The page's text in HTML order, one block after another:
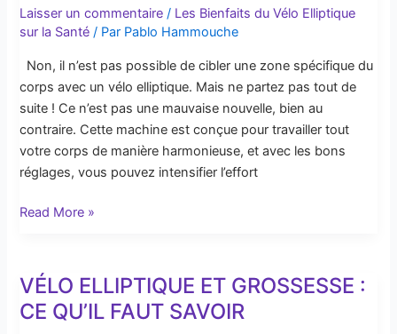
Laisser un commentaire / Les Bienfaits du Vélo Elliptique
sur la Santé / Par Pablo Hammouche
Non, il n’est pas possible de cibler une zone spécifique du
corps avec un vélo elliptique. Mais ne partez pas tout de
suite ! Ce n’est pas une mauvaise nouvelle, bien au
contraire. Cette machine est conçue pour travailler tout
votre corps de manière harmonieuse, et avec les bons
réglages, vous pouvez intensifier l’effort
zones
spécifiques
corps
avec
un
vélo
elliptique
?
Read More »
VÉLO ELLIPTIQUE ET GROSSESSE :
CE QU’IL FAUT SAVOIR
Vélo
Elliptique
et